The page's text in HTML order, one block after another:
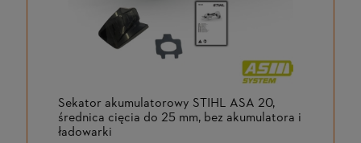
Sekator akumulatorowy STIHL ASA 20,
średnica cięcia do 25 mm, bez akumulatora i
ładowarki